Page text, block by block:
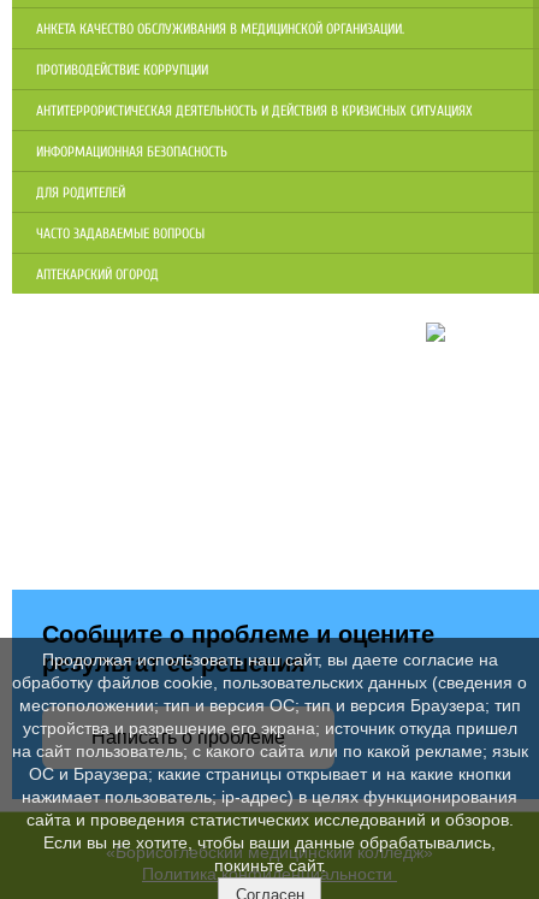
АНКЕТА КАЧЕСТВО ОБСЛУЖИВАНИЯ В МЕДИЦИНСКОЙ ОРГАНИЗАЦИИ.
ПРОТИВОДЕЙСТВИЕ КОРРУПЦИИ
АНТИТЕРРОРИСТИЧЕСКАЯ ДЕЯТЕЛЬНОСТЬ И ДЕЙСТВИЯ В КРИЗИСНЫХ СИТУАЦИЯХ
ИНФОРМАЦИОННАЯ БЕЗОПАСНОСТЬ
ДЛЯ РОДИТЕЛЕЙ
ЧАСТО ЗАДАВАЕМЫЕ ВОПРОСЫ
АПТЕКАРСКИЙ ОГОРОД
Сообщите о проблеме и оцените
результат её решения
Написать о проблеме
«Борисоглебский медицинский колледж»
Политика конфиденциальности
Продолжая использовать наш сайт, вы даете согласие на
обработку файлов cookie, пользовательских данных (сведения о
местоположении; тип и версия ОС; тип и версия Браузера; тип
устройства и разрешение его экрана; источник откуда пришел
на сайт пользователь; с какого сайта или по какой рекламе; язык
ОС и Браузера; какие страницы открывает и на какие кнопки
нажимает пользователь; ip-адрес) в целях функционирования
сайта и проведения статистических исследований и обзоров.
Если вы не хотите, чтобы ваши данные обрабатывались,
покиньте сайт.
Согласен